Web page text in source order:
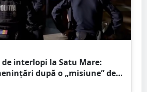
de interlopi la Satu Mare:
după o „misiune” de